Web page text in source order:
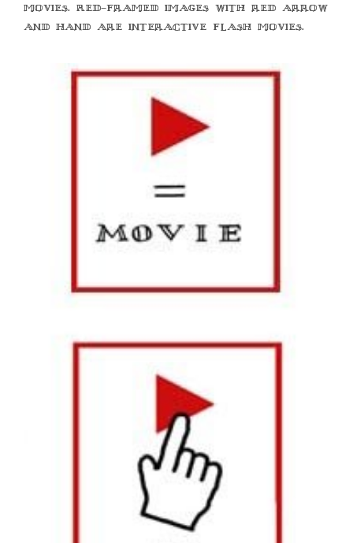
movies. Red-framed images with red arrow
and hand are interactive flash movies.